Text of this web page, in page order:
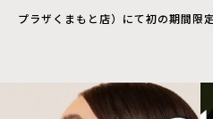
プラザくまもと店）にて初の期間限